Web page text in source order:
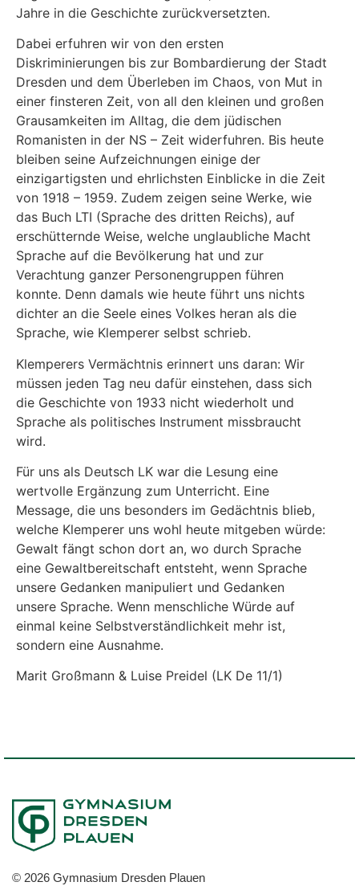
Jahre in die Geschichte zurückversetzten.
Dabei erfuhren wir von den ersten
Diskriminierungen bis zur Bombardierung der Stadt
Dresden und dem Überleben im Chaos, von Mut in
einer finsteren Zeit, von all den kleinen und großen
Grausamkeiten im Alltag, die dem jüdischen
Romanisten in der NS – Zeit widerfuhren. Bis heute
bleiben seine Aufzeichnungen einige der
einzigartigsten und ehrlichsten Einblicke in die Zeit
von 1918 – 1959. Zudem zeigen seine Werke, wie
das Buch LTI (Sprache des dritten Reichs), auf
erschütternde Weise, welche unglaubliche Macht
Sprache auf die Bevölkerung hat und zur
Verachtung ganzer Personengruppen führen
konnte. Denn damals wie heute führt uns nichts
dichter an die Seele eines Volkes heran als die
Sprache, wie Klemperer selbst schrieb.
Klemperers Vermächtnis erinnert uns daran: Wir
müssen jeden Tag neu dafür einstehen, dass sich
die Geschichte von 1933 nicht wiederholt und
Sprache als politisches Instrument missbraucht
wird.
Für uns als Deutsch LK war die Lesung eine
wertvolle Ergänzung zum Unterricht. Eine
Message, die uns besonders im Gedächtnis blieb,
welche Klemperer uns wohl heute mitgeben würde:
Gewalt fängt schon dort an, wo durch Sprache
eine Gewaltbereitschaft entsteht, wenn Sprache
unsere Gedanken manipuliert und Gedanken
unsere Sprache. Wenn menschliche Würde auf
einmal keine Selbstverständlichkeit mehr ist,
sondern eine Ausnahme.
Marit Großmann & Luise Preidel (LK De 11/1)
© 2026 Gymnasium Dresden Plauen